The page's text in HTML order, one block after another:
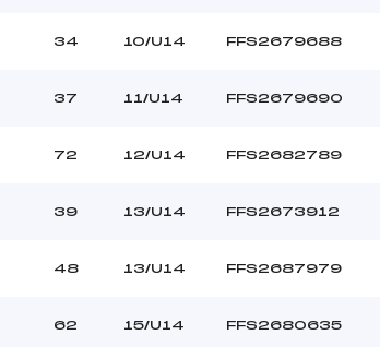
34 10/U14 FFS2679688
37 11/U14 FFS2679690
72 12/U14 FFS2682789
39 13/U14 FFS2673912
48 13/U14 FFS2687979
62 15/U14 FFS2680635